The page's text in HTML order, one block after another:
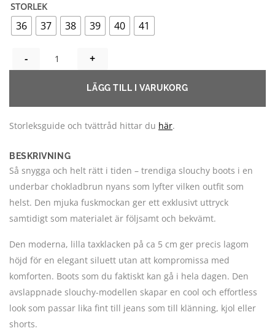
STORLEK
36 37 38 39 40 41
MEJA SLOUCHY BOOTS CHOKLADBRUN FUSKMOCKA MÄNGD
LÄGG TILL I VARUKORG
Storleksguide och tvättråd hittar du här.
BESKRIVNING
Så snygga och helt rätt i tiden – trendiga slouchy boots i en
underbar chokladbrun nyans som lyfter vilken outfit som
helst. Den mjuka fuskmockan ger ett exklusivt uttryck
samtidigt som materialet är följsamt och bekvämt.
Den moderna, lilla taxklacken på ca 5 cm ger precis lagom
höjd för en elegant siluett utan att kompromissa med
komforten. Boots som du faktiskt kan gå i hela dagen. Den
avslappnade slouchy-modellen skapar en cool och effortless
look som passar lika fint till jeans som till klänning, kjol eller
shorts.